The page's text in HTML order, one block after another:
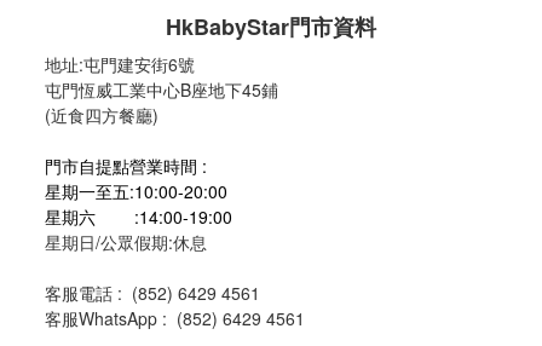
HkBabyStar門市資料
地址:屯門建安街6號
屯門恆威工業中心B座地下45鋪
(近食四方餐廳)
門市自提點營業時間 :
星期一至五:10:00-20:00
星期六 :14:00-19:00
星期日/公眾假期:休息
客服電話 : (852) 6429 4561
客服WhatsApp : (852) 6429 4561